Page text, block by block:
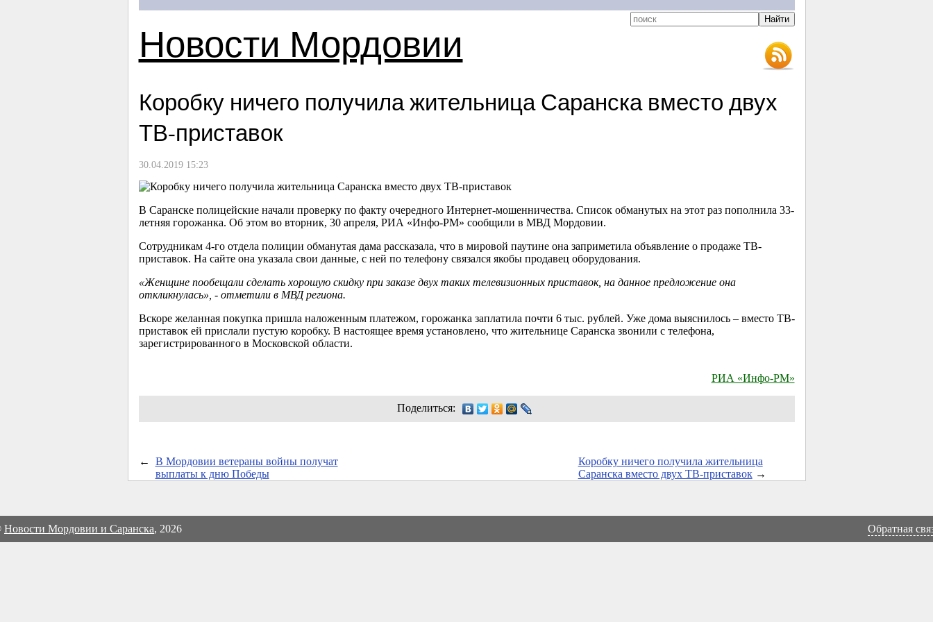
Новости Мордовии
Коробку ничего получила жительница Саранска вместо двух
ТВ-приставок
30.04.2019 15:23
В Саранске полицейские начали проверку по факту очередного Интернет-мошенничества. Список обманутых на этот раз пополнила 33-
летняя горожанка. Об этом во вторник, 30 апреля, РИА «Инфо-РМ» сообщили в МВД Мордовии.
Сотрудникам 4-го отдела полиции обманутая дама рассказала, что в мировой паутине она заприметила объявление о продаже ТВ-
приставок. На сайте она указала свои данные, с ней по телефону связался якобы продавец оборудования.
«Женщине пообещали сделать хорошую скидку при заказе двух таких телевизионных приставок, на данное предложение она
откликнулась», - отметили в МВД региона.
Вскоре желанная покупка пришла наложенным платежом, горожанка заплатила почти 6 тыс. рублей. Уже дома выяснилось – вместо ТВ-
приставок ей прислали пустую коробку. В настоящее время установлено, что жительнице Саранска звонили с телефона,
зарегистрированного в Московской области.
РИА «Инфо-РМ»
Поделиться:
←
В Мордовии ветераны войны получат
выплаты к дню Победы
Коробку ничего получила жительница
Саранска вместо двух ТВ-приставок→
Новости Мордовии и Саранска, 2026 Обратная